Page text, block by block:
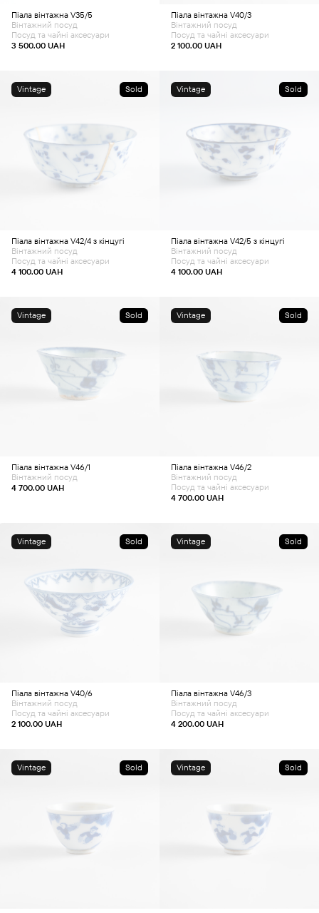
Піала вінтажна V35/5
3 500.00 UAH
Вінтажний посуд
Посуд та чайні аксесуари
Піала вінтажна V40/3
2 100.00 UAH
Вінтажний посуд
Посуд та чайні аксесуари
Vintage Sold
Піала вінтажна V42/4 з кінцугі
4 100.00 UAH
Вінтажний посуд
Посуд та чайні аксесуари
Vintage Sold
Піала вінтажна V42/5 з кінцугі
4 100.00 UAH
Вінтажний посуд
Посуд та чайні аксесуари
Vintage Sold
Піала вінтажна V46/1
4 700.00 UAH
Вінтажний посуд
Vintage Sold
Піала вінтажна V46/2
4 700.00 UAH
Вінтажний посуд
Посуд та чайні аксесуари
Vintage Sold
Піала вінтажна V40/6
2 100.00 UAH
Вінтажний посуд
Посуд та чайні аксесуари
Vintage Sold
Піала вінтажна V46/3
4 200.00 UAH
Вінтажний посуд
Посуд та чайні аксесуари
Vintage Sold Vintage Sold